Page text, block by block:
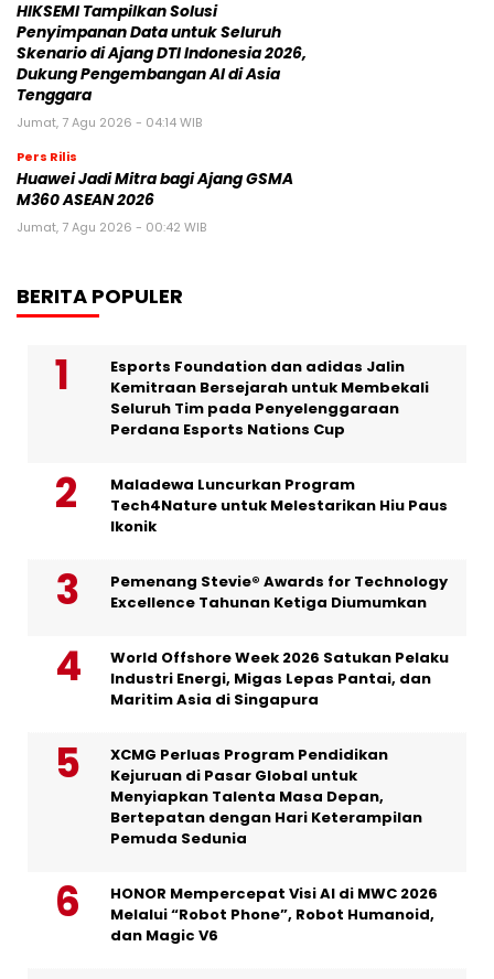
HIKSEMI Tampilkan Solusi
Penyimpanan Data untuk Seluruh
Skenario di Ajang DTI Indonesia 2026,
Dukung Pengembangan AI di Asia
Tenggara
Jumat, 7 Agu 2026 - 04:14 WIB
Pers Rilis
Huawei Jadi Mitra bagi Ajang GSMA
M360 ASEAN 2026
Jumat, 7 Agu 2026 - 00:42 WIB
BERITA POPULER
Esports Foundation dan adidas Jalin
Kemitraan Bersejarah untuk Membekali
Seluruh Tim pada Penyelenggaraan
Perdana Esports Nations Cup
Maladewa Luncurkan Program
Tech4Nature untuk Melestarikan Hiu Paus
Ikonik
Pemenang Stevie® Awards for Technology
Excellence Tahunan Ketiga Diumumkan
World Offshore Week 2026 Satukan Pelaku
Industri Energi, Migas Lepas Pantai, dan
Maritim Asia di Singapura
XCMG Perluas Program Pendidikan
Kejuruan di Pasar Global untuk
Menyiapkan Talenta Masa Depan,
Bertepatan dengan Hari Keterampilan
Pemuda Sedunia
HONOR Mempercepat Visi AI di MWC 2026
Melalui “Robot Phone”, Robot Humanoid,
dan Magic V6